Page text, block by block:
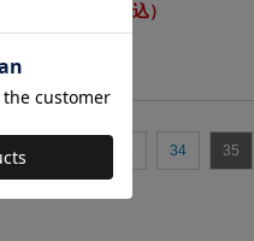
1257円（税込）
31 34 35